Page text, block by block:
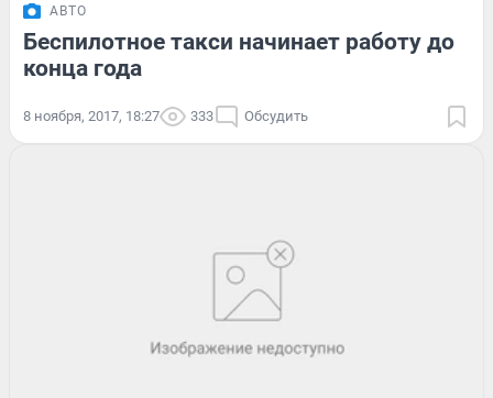
АВТО
Беспилотное такси начинает работу до
конца года
8 ноября, 2017, 18:27 333 Обсудить